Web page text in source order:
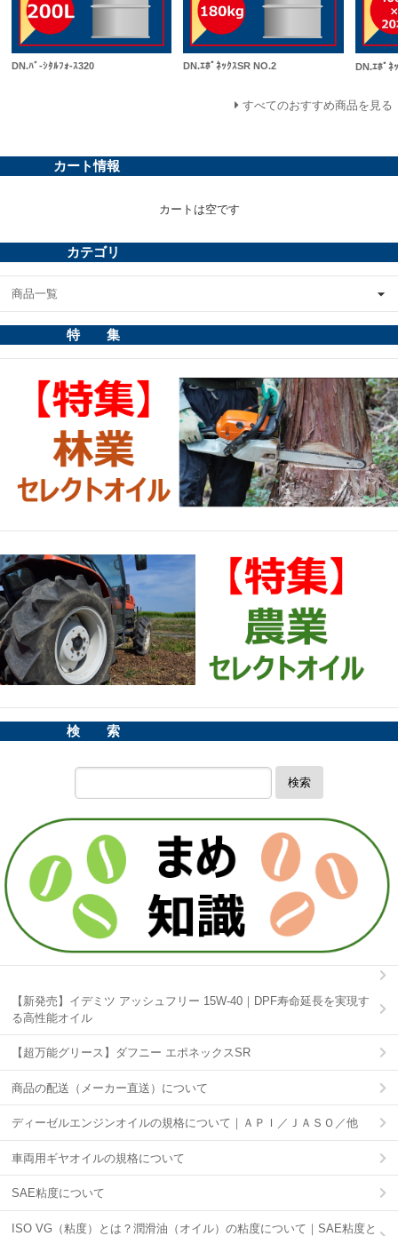
DN.ﾊﾞ-ｼﾀﾙﾌｫ-ｽ320 DN.ｴﾎﾟﾈｯｸｽSR NO.2 DN.ｴﾎﾟﾈ
すべてのおすすめ商品を見る
カート情報
カートは空です
カテゴリ
商品一覧
特 集
検 索
検索
【新発売】イデミツ アッシュフリー 15W-40｜DPF寿命延長を実現す
る高性能オイル
【超万能グリース】ダフニー エポネックスSR
商品の配送（メーカー直送）について
ディーゼルエンジンオイルの規格について｜ＡＰＩ／ＪＡＳＯ／他
車両用ギヤオイルの規格について
SAE粘度について
ISO VG（粘度）とは？潤滑油（オイル）の粘度について｜SAE粘度と